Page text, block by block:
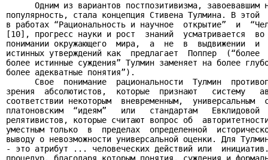
Одним из вариантов постпозитивизма, завоевавшим
популярность, стала концепция Стивена Тулмина. В этой
в работах “Рациональность и научное  открытие”  и
[10], прогресс науки и рост  знаний  усматривается
понимании окружающего  мира,  а  не  в  выдвижении  и
истинных утверждений как  предлагает  Поппер  (“более
более истинные суждения” Тулмин заменяет на более
более адекватные понятия”).
Свое  понимание  рациональности  Тулмин
зрения  абсолютистов,  которые  признают   систему
соответствии некоторым  вневременным,  универсальным
платоновским  “идеям”   или   стандартам
релятивистов, которые считают вопрос об
уместным только  в  пределах  определенной
выводу о невозможности универсальной оценки. Для
- это атрибут ... человеческих действий или